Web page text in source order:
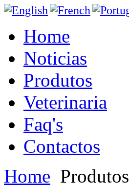
Home
Noticias
Produtos
Veterinaria
Faq's
Contactos
Home Produtos